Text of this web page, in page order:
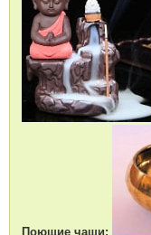
Поющие чаши: